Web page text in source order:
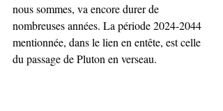
nous sommes, va encore durer de
nombreuses années. La période 2024-2044
mentionnée, dans le lien en entête, est celle
du passage de Pluton en verseau.